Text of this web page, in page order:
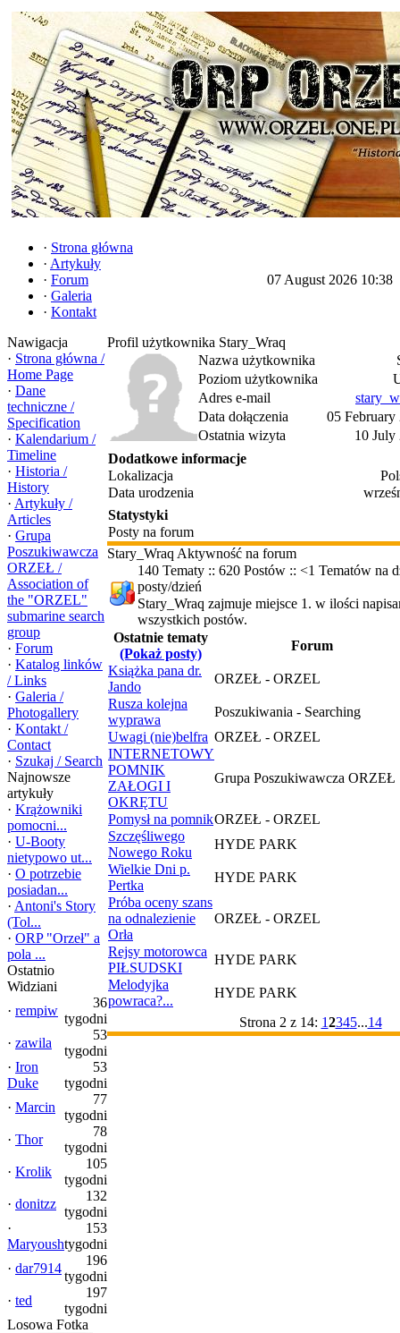
· Strona główna
· Artykuły
· Forum
· Galeria
· Kontakt
07 August 2026 10:38
Nawigacja
· Strona główna /
Home Page
· Dane
techniczne /
Specification
· Kalendarium /
Timeline
· Historia /
History
· Artykuły /
Articles
· Grupa
Poszukiwawcza
ORZEŁ /
Association of
the "ORZEL"
submarine search
group
· Forum
· Katalog linków
/ Links
· Galeria /
Photogallery
· Kontakt /
Contact
· Szukaj / Search
Najnowsze
artykuły
· Krążowniki
pomocni...
· U-Booty
nietypowo ut...
· O potrzebie
posiadan...
· Antoni's Story
(Tol...
· ORP "Orzeł" a
pola ...
Ostatnio
Widziani
· rempiw
36
tygodni
· zawila
53
tygodni
· Iron
Duke
53
tygodni
· Marcin
77
tygodni
· Thor
78
tygodni
· Krolik
105
tygodni
· donitzz
132
tygodni
·
Maryoush
153
tygodni
· dar7914
196
tygodni
· ted
197
tygodni
Losowa Fotka
Profil użytkownika Stary_Wraq
Nazwa użytkownika
Poziom użytkownika
Adres e-mail
Data dołączenia
05 February
Ostatnia wizyta
10 July
Dodatkowe informacje
Lokalizacja
Data urodzenia
Statystyki
Posty na forum
Stary_Wraq Aktywność na forum
140 Tematy :: 620 Postów :: <1 Tematów na
posty/dzień
Stary_Wraq zajmuje miejsce 1. w ilości
wszystkich postów.
Ostatnie tematy
(Pokaż posty)
Forum
Książka pana dr.
Jando
ORZEŁ - ORZEL
Rusza kolejna
wyprawa
Poszukiwania - Searching
Uwagi (nie)belfra ORZEŁ - ORZEL
INTERNETOWY
POMNIK
ZAŁOGI I
OKRĘTU
Grupa Poszukiwawcza ORZEŁ
Pomysł na pomnikORZEŁ - ORZEL
Szczęśliwego
Nowego Roku
HYDE PARK
Wielkie Dni p.
Pertka
HYDE PARK
Próba oceny szans
na odnalezienie
Orła
ORZEŁ - ORZEL
Rejsy motorowca
PIŁSUDSKI
HYDE PARK
Melodyjka
powraca?...
HYDE PARK
Strona 2 z 14: 12345...14